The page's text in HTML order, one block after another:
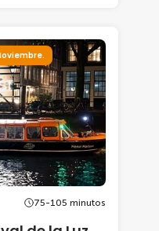
75-105 minutos